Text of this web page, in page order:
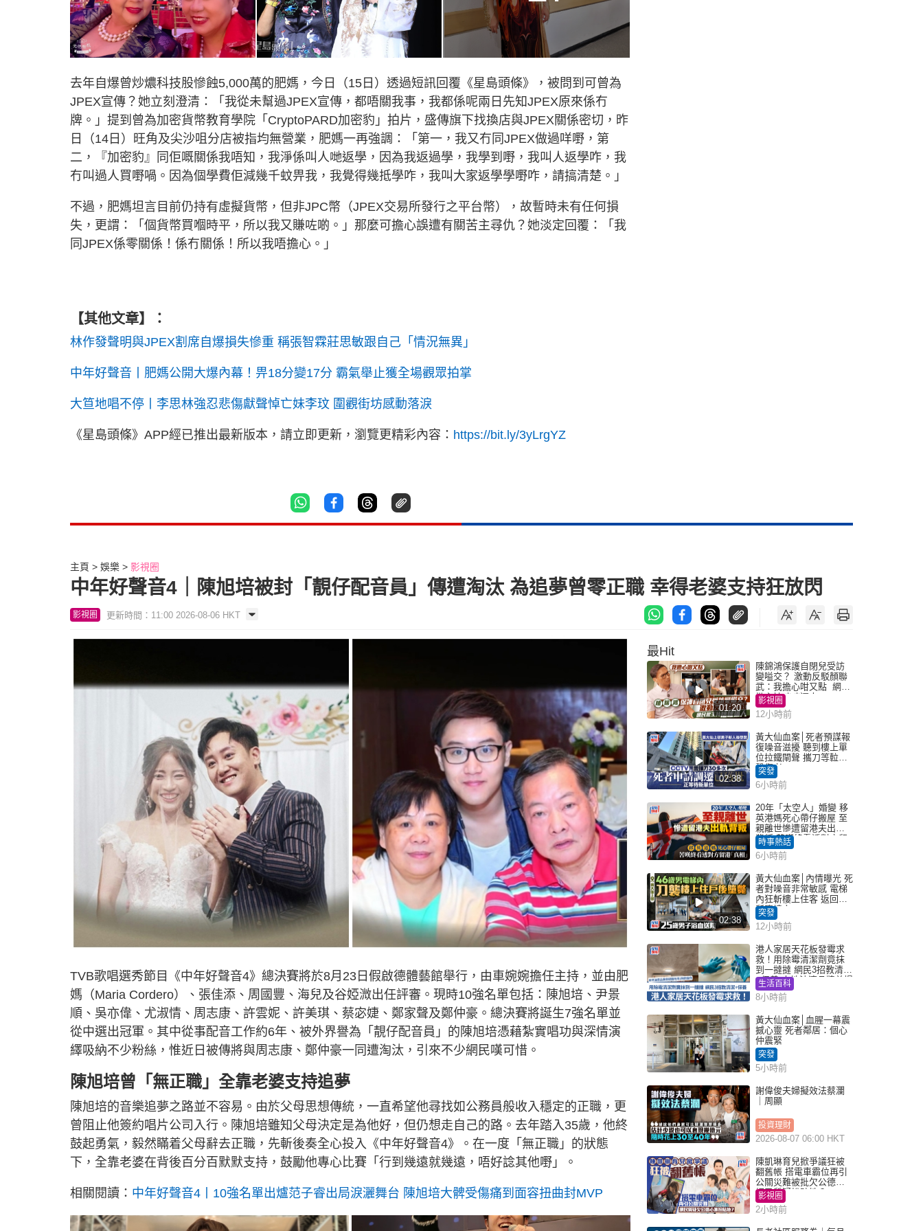
去年自爆曾炒燶科技股慘蝕5,000萬的肥媽，今日（15日）透過短訊回覆《星島頭條》，被問到可曾為
JPEX宣傳？她立刻澄清：「我從未幫過JPEX宣傳，都唔關我事，我都係呢兩日先知JPEX原來係冇
牌。」提到曾為加密貨幣教育學院「CryptoPARD加密豹」拍片，盛傳旗下找換店與JPEX關係密切，昨
日（14日）旺角及尖沙咀分店被指均無營業，肥媽一再強調：「第一，我又冇同JPEX做過咩嘢，第
二，『加密豹』同佢嘅關係我唔知，我淨係叫人哋返學，因為我返過學，我學到嘢，我叫人返學咋，我
冇叫過人買嘢喎。因為個學費佢減幾千蚊畀我，我覺得幾抵學咋，我叫大家返學學嘢咋，請搞清楚。」
不過，肥媽坦言目前仍持有虛擬貨幣，但非JPC幣（JPEX交易所發行之平台幣），故暫時未有任何損
失，更謂：「個貨幣買嗰時平，所以我又賺咗啲。」那麼可擔心誤遭有關苦主尋仇？她淡定回覆：「我
同JPEX係零關係！係冇關係！所以我唔擔心。」
【其他文章】：
林作發聲明與JPEX割席自爆損失慘重 稱張智霖莊思敏跟自己「情況無異」
中年好聲音丨肥媽公開大爆內幕！畀18分變17分 霸氣舉止獲全場觀眾拍掌
大笪地唱不停丨李思林強忍悲傷獻聲悼亡妹李玟 圍觀街坊感動落淚
《星島頭條》APP經已推出最新版本，請立即更新，瀏覽更精彩內容： https://bit.ly/3yLrgYZ
主頁 娛樂 影視圈
中年好聲音4｜陳旭培被封「靚仔配音員」傳遭淘汰 為追夢曾零正職 幸得老婆支持狂放閃
影視圈 更新時間：11:00 2026-08-06 HKT
TVB歌唱選秀節目《中年好聲音4》總決賽將於8月23日假啟德體藝館舉行，由車婉婉擔任主持，並由肥
媽（Maria Cordero）、張佳添、周國豐、海兒及谷婭溦出任評審。現時10強名單包括：陳旭培、尹景
順、吳亦偉、尤淑情、周志康、許雲妮、許美琪、蔡宓婕、鄭家聲及鄭仲豪。總決賽將誕生7強名單並
從中選出冠軍。其中從事配音工作約6年、被外界譽為「靚仔配音員」的陳旭培憑藉紮實唱功與深情演
繹吸納不少粉絲，惟近日被傳將與周志康、鄭仲豪一同遭淘汰，引來不少網民嘆可惜。
陳旭培曾「無正職」全靠老婆支持追夢
陳旭培的音樂追夢之路並不容易。由於父母思想傳統，一直希望他尋找如公務員般收入穩定的正職，更
曾阻止他簽約唱片公司入行。陳旭培雖知父母決定是為他好，但仍想走自己的路。去年踏入35歲，他終
鼓起勇氣，毅然瞞着父母辭去正職，先斬後奏全心投入《中年好聲音4》。在一度「無正職」的狀態
下，全靠老婆在背後百分百默默支持，鼓勵他專心比賽「行到幾遠就幾遠，唔好諗其他嘢」。
相關閱讀： 中年好聲音4丨10強名單出爐范子睿出局淚灑舞台 陳旭培大髀受傷痛到面容扭曲封MVP
最Hit
01:20
陳錦鴻保護自閉兒受訪
變嗌交？ 激動反駁顏聯
武：我擔心咁又點 網民
批主持咄咄逼人
影視圈
12小時前
02:38
黃大仙血案│死者預謀報
復噪音滋擾 聽到樓上單
位拉鐵閘聲 攜刀等𨋢伏
擊傷者
突發
6小時前
20年「太空人」婚變 移
英港媽死心帶仔搬屋 至
親離世慘遭留港夫出軌
背叛 苦嘆終看透對方留
港「真相」｜Juicy叮
時事熱話
6小時前
02:38
黃大仙血案│內情曝光 死
者對噪音非常敏感 電梯
內狂斬樓上住客 返回住
所墮樓亡
突發
12小時前
港人家居天花板發霉求
救！用除霉清潔劑竟抹
到一撻撻 網民3招教清潔
+保養 本地油漆品牌曾提
醒勿用1物防變色
生活百科
8小時前
黃大仙血案│血腥一幕震
撼心靈 死者鄰居：個心
仲震緊
突發
5小時前
謝偉俊夫婦擬效法蔡瀾
｜周顯
投資理財
2026-08-07 06:00 HKT
陳凱琳育兒掀爭議狂被
翻舊帳 搭電車霸位再引
公關災難被批欠公德心
網民質疑扮貼地？
影視圈
2小時前